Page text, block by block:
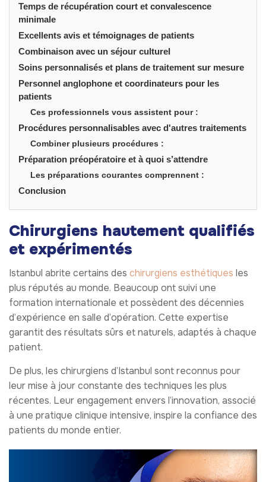
Temps de récupération court et convalescence
minimale
Excellents avis et témoignages de patients
Combinaison avec un séjour culturel
Soins personnalisés et plans de traitement sur mesure
Personnel anglophone et coordinateurs pour les
patients
Ces professionnels vous assistent pour :
Procédures personnalisables avec d'autres traitements
Combiner plusieurs procédures :
Préparation préopératoire et à quoi s’attendre
Les préparations courantes comprennent :
Conclusion
Chirurgiens hautement qualifiés
et expérimentés
Istanbul abrite certains des chirurgiens esthétiques les
plus réputés au monde. Beaucoup ont suivi une
formation internationale et possèdent des décennies
d’expérience en salle d’opération. Cette expertise
garantit des résultats sûrs et naturels, adaptés à chaque
patient.
De plus, les chirurgiens d’Istanbul sont reconnus pour
leur mise à jour constante des techniques les plus
récentes. Leur engagement envers l’innovation, associé
à une pratique clinique intensive, inspire la confiance des
patients du monde entier.